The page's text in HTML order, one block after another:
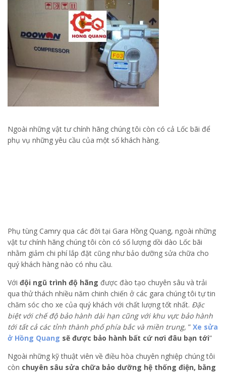
Ngoài những vật tư chính hãng chúng tôi còn có cả Lốc bãi để
phụ vụ những yêu cầu của một số khách hàng.
Phụ tùng Camry qua các đời tại Gara Hồng Quang, ngoài những
vật tư chính hãng chúng tôi còn có số lượng dồi dào Lốc bãi
nhằm giảm chi phí lắp đặt cũng như bảo dưỡng sửa chữa cho
quý khách hàng nào có nhu cầu.
Với đội ngũ trình độ hãng được đào tạo chuyên sâu và trải
qua thử thách nhiều năm chinh chiến ở các gara chúng tôi tự tin
chăm sóc cho xe của quý khách với chất lượng tốt nhất. Đặc
biệt với chế độ bảo hành dài hạn cũng với khu vực bảo hành
tới tất cả các tỉnh thành phố phía bắc và miền trung, ” Xe sửa
ở Hồng Quang sẽ được bảo hành bất cứ nơi đâu bạn tới”
Ngoài những kỹ thuật viên về điều hòa chuyên nghiệp chúng tôi
còn chuyên sâu sửa chữa bảo dưỡng hệ thống điện, bằng